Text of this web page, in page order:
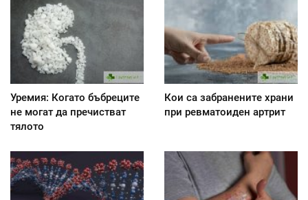
Уремия: Когато бъбреците
не могат да пречистват
тялото
Кои са забранените храни
при ревматоиден артрит